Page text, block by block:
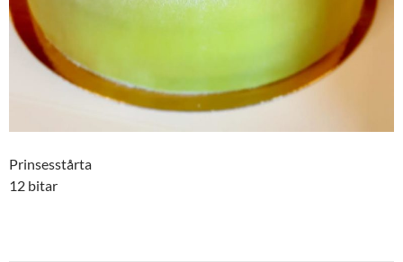
Prinsesstårta
12 bitar